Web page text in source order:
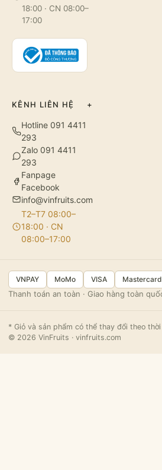
18:00 · CN 08:00–
17:00
KÊNH LIÊN HỆ +
Hotline 091 4411
293
Zalo 091 4411
293
Fanpage
Facebook
info@vinfruits.com
T2–T7 08:00–
18:00 · CN
08:00–17:00
VNPAY MoMo VISA Mastercard
Thanh toán an toàn · Giao hàng toàn
* Giỏ và sản phẩm có thể thay đổi theo
© 2026 VinFruits · vinfruits.com